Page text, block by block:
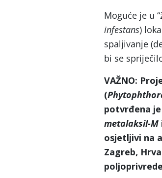
Moguće je u
infestans)
spaljivanje
bi se
VAŽNO:
(
potvrđena
metalaksil-M
osjetljivi na
Zagreb,